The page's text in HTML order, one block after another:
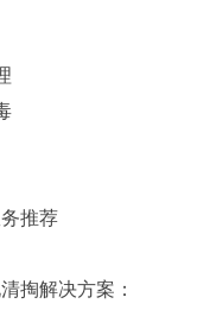
推荐
掏解决方案：